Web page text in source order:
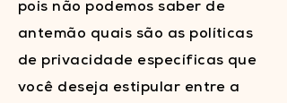
pois não podemos saber de
antemão quais são as políticas
de privacidade específicas que
você deseja estipular entre a